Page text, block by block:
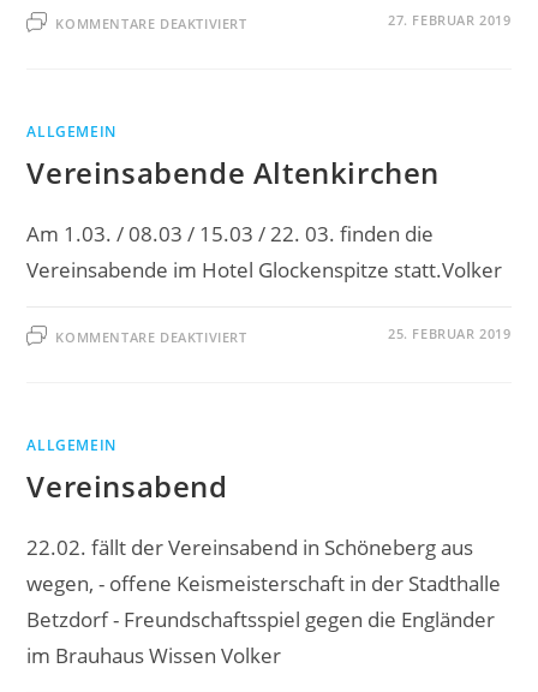
KOMMENTARE DEAKTIVIERTFÜR 27. FEBRUAR 2019
ALLGEMEIN
Vereinsabende Altenkirchen
Am 1.03. / 08.03 / 15.03 / 22. 03. finden die
Vereinsabende im Hotel Glockenspitze statt.Volker
KOMMENTARE DEAKTIVIERTFÜR 25. FEBRUAR 2019
ALLGEMEIN
Vereinsabend
22.02. fällt der Vereinsabend in Schöneberg aus
wegen, - offene Keismeisterschaft in der Stadthalle
Betzdorf - Freundschaftsspiel gegen die Engländer
im Brauhaus Wissen Volker